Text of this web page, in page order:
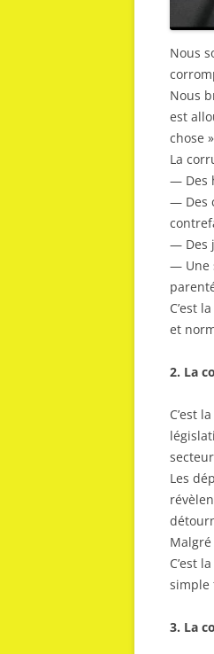
Nous
Nous
est
chose
La
— Des
— Des
— Des
— Une
C’est
et
2. La
C’est
Les
C’est
simple
3. La